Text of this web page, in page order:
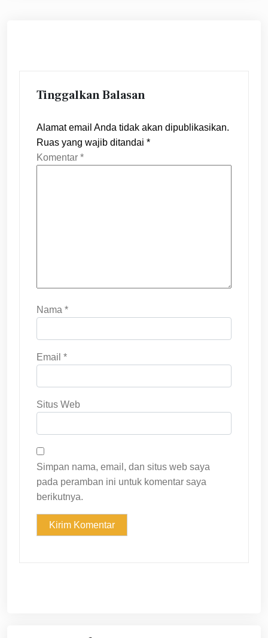
Tinggalkan Balasan
Alamat email Anda tidak akan dipublikasikan.
Ruas yang wajib ditandai *
Komentar *
Nama *
Email *
Situs Web
Simpan nama, email, dan situs web saya
pada peramban ini untuk komentar saya
berikutnya.